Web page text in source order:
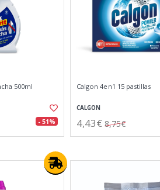
500ml
- 51%
Calgon 4en1 15 pastillas
CALGON
4,43€ 8,75€